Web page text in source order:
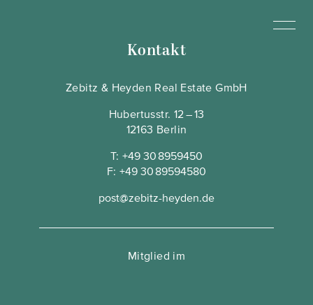
Kontakt
Zebitz & Heyden Real Estate GmbH
Hubertusstr. 12 – 13
12163 Berlin
T:+49 30 8959450
F:+49 30 89594580
post@zebitz-heyden.de
Mitglied im